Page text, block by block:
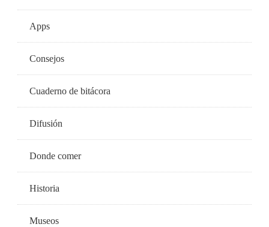
Apps
Consejos
Cuaderno de bitácora
Difusión
Donde comer
Historia
Museos